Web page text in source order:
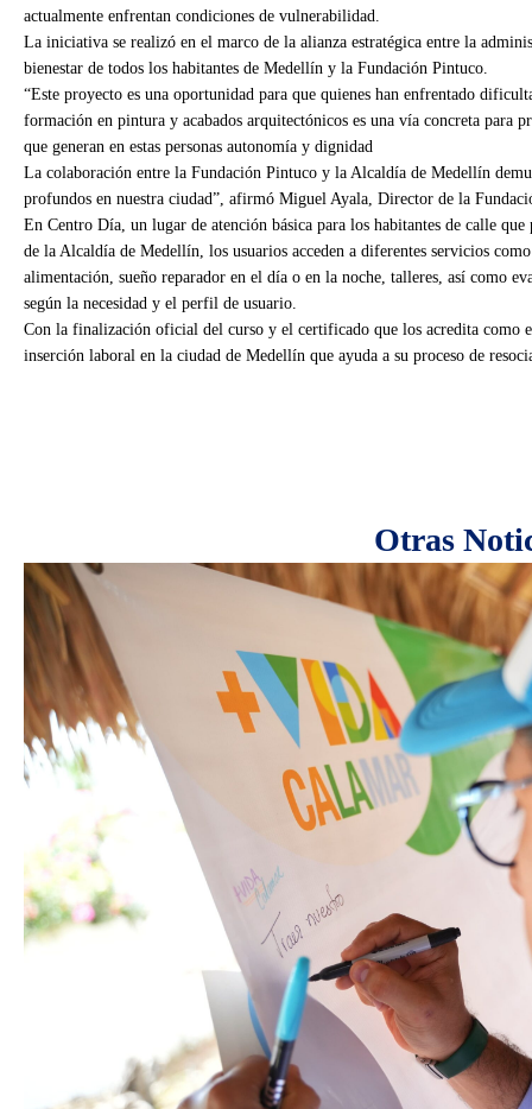
actualmente enfrentan condiciones de vulnerabilidad.
La iniciativa se realizó en el marco de la alianza estratégica entre la
bienestar de todos los habitantes de Medellín y la Fundación Pintuco.
“Este proyecto es una oportunidad para que quienes han enfrentado
formación en pintura y acabados arquitectónicos es una vía concreta para
que generan en estas personas autonomía y dignidad
La colaboración entre la Fundación Pintuco y la Alcaldía de Medellín
profundos en nuestra ciudad”, afirmó Miguel Ayala, Director de la
En Centro Día, un lugar de atención básica para los habitantes de calle
de la Alcaldía de Medellín, los usuarios acceden a diferentes servicios
alimentación, sueño reparador en el día o en la noche, talleres, así como
según la necesidad y el perfil de usuario.
Con la finalización oficial del curso y el certificado que los acredita como
inserción laboral en la ciudad de Medellín que ayuda a su proceso de
Otras